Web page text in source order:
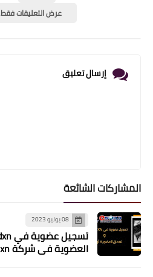
عرض التعليقات فقط
إرسال تعليق
المشاركات الشائعة
08 يوليو 2023
العضوية في شركة dxn اونلاين